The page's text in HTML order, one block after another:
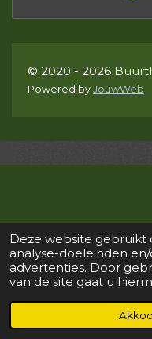
Deze website gebruikt
analyse-doeleinden
advertenties. Door
van de site gaat u
© 2020 - 2026
Powered by JouwWeb